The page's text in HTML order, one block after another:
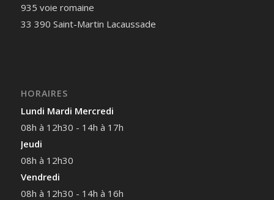
935 voie romaine
33 390 Saint-Martin Lacaussade
HORAIRES
Lundi Mardi Mercredi
08h à 12h30 - 14h à 17h
Jeudi
08h à 12h30
Vendredi
08h à 12h30 - 14h à 16h